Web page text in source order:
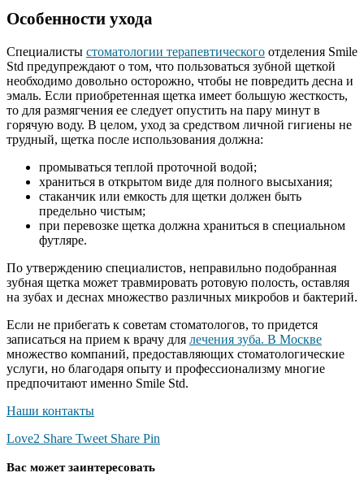
Особенности ухода
Специалисты стоматологии терапевтического отделения Smile
Std предупреждают о том, что пользоваться зубной щеткой
необходимо довольно осторожно, чтобы не повредить десна и
эмаль. Если приобретенная щетка имеет большую жесткость,
то для размягчения ее следует опустить на пару минут в
горячую воду. В целом, уход за средством личной гигиены не
трудный, щетка после использования должна:
промываться теплой проточной водой;
храниться в открытом виде для полного высыхания;
стаканчик или емкость для щетки должен быть
предельно чистым;
при перевозке щетка должна храниться в специальном
футляре.
По утверждению специалистов, неправильно подобранная
зубная щетка может травмировать ротовую полость, оставляя
на зубах и деснах множество различных микробов и бактерий.
Если не прибегать к советам стоматологов, то придется
записаться на прием к врачу для лечения зуба. В Москве
множество компаний, предоставляющих стоматологические
услуги, но благодаря опыту и профессионализму многие
предпочитают именно Smile Std.
Наши контакты
Love2 Share Tweet Share Pin
Вас может заинтересовать